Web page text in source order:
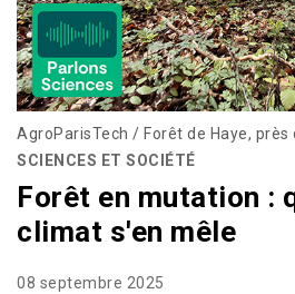
AgroParisTech / Forêt de Haye, près
SCIENCES ET SOCIÉTÉ
Forêt en mutation :
climat s'en mêle
08 septembre 2025